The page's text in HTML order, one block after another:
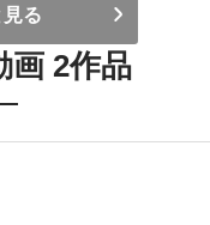
見る
画 2作品